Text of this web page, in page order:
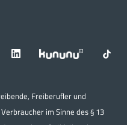
Freiberufler und
im Sinne des § 13